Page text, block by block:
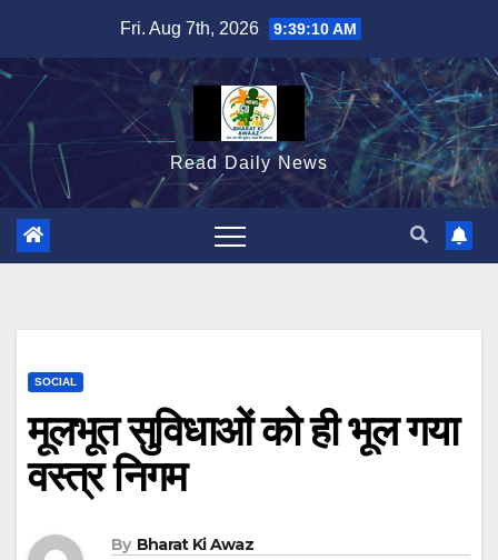
content
Fri. Aug 7th, 2026 9:39:11 AM
Read Daily News
SOCIAL
मूलभूत सुविधाओं को ही भूल गया
वस्त्र निगम
By Bharat Ki Awaz